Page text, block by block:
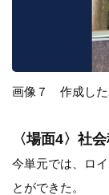
画像７ 作成し
〈場面4〉社
今単元では、ロ
とができた。